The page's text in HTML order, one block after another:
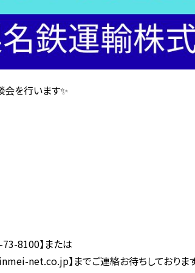
を行います✨
8100】または
】までご連絡お待ちしております